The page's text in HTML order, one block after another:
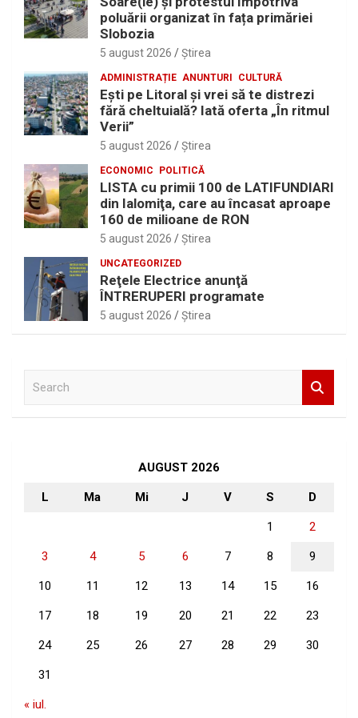
poluării organizat în fața primăriei
Slobozia
5 august 2026 Ştirea
ADMINISTRAȚIE ANUNTURI CULTURĂ
Eşti pe Litoral şi vrei să te distrezi
fără cheltuială? Iată oferta „În ritmul
Verii”
5 august 2026 Ştirea
ECONOMIC POLITICĂ
LISTA cu primii 100 de LATIFUNDIARI
din Ialomiţa, care au încasat aproape
160 de milioane de RON
5 august 2026 Ştirea
UNCATEGORIZED
Reţele Electrice anunţă
ÎNTRERUPERI programate
5 august 2026 Ştirea
AUGUST 2026
L Ma Mi J V S D
1 2
3 4 5 6 7 8 9
10 11 12 13 14 15 16
17 18 19 20 21 22 23
24 25 26 27 28 29 30
31
« iul.